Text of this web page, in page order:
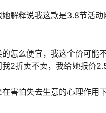
解释说我这款是3.8节活动
怎么便宜，我这个价可能
2折卖不卖，我给她报价
害怕失去生意的心理作用